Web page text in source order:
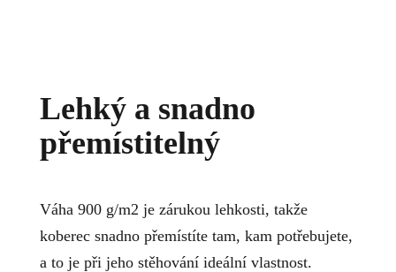
Lehký a snadno
přemístitelný
Váha 900 g/m2 je zárukou lehkosti, takže
koberec snadno přemístíte tam, kam potřebujete,
a to je při jeho stěhování ideální vlastnost.